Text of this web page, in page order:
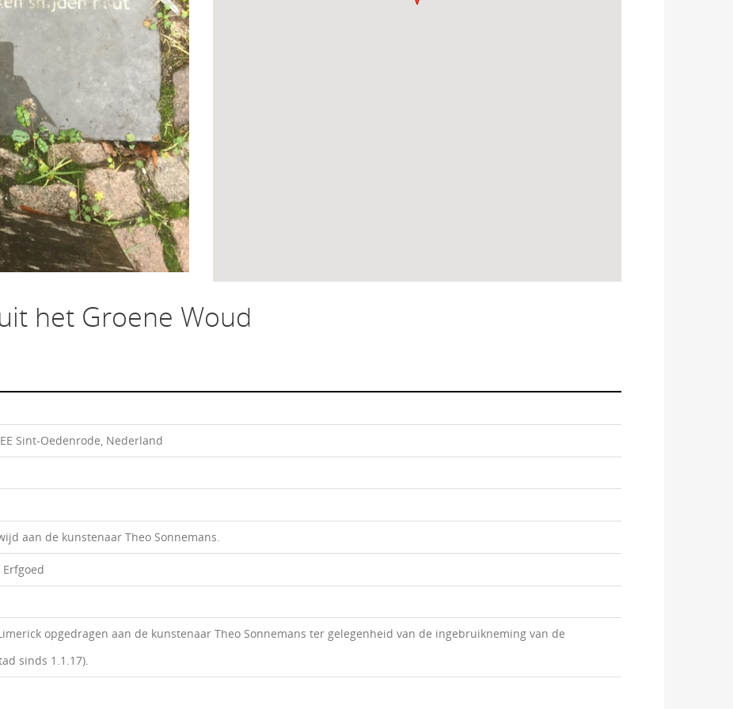
het Groene Woud
Sint-Oedenrode, Nederland
aan de kunstenaar Theo Sonnemans.
opgedragen aan de kunstenaar Theo Sonnemans ter gelegenheid van de ingebruikneming van de
sinds 1.1.17).